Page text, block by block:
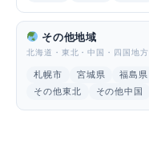
その他地域
北海道・東北・中国・四国地方
札幌市 宮城県 福島県
その他東北
その他中国